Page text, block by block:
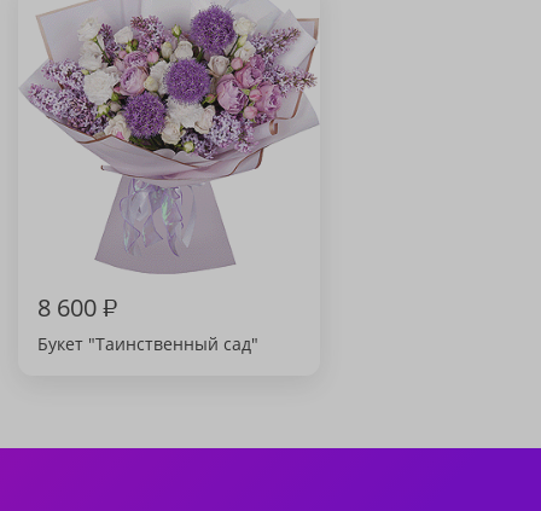
8 600₽
Букет "Таинственный сад"